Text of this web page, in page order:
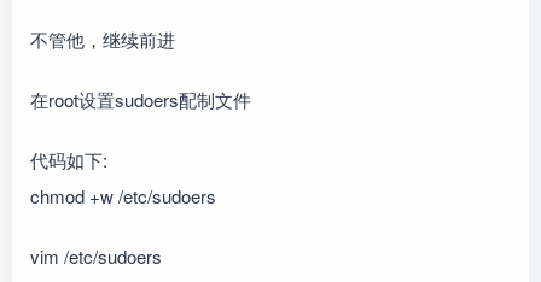
不管他，继续前进
在root设置sudoers配制文件
代码如下:
chmod +w /etc/sudoers
vim /etc/sudoers